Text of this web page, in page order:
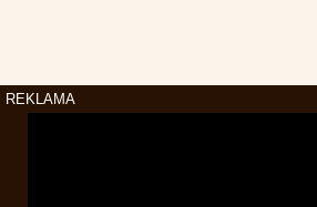
REKLAMA